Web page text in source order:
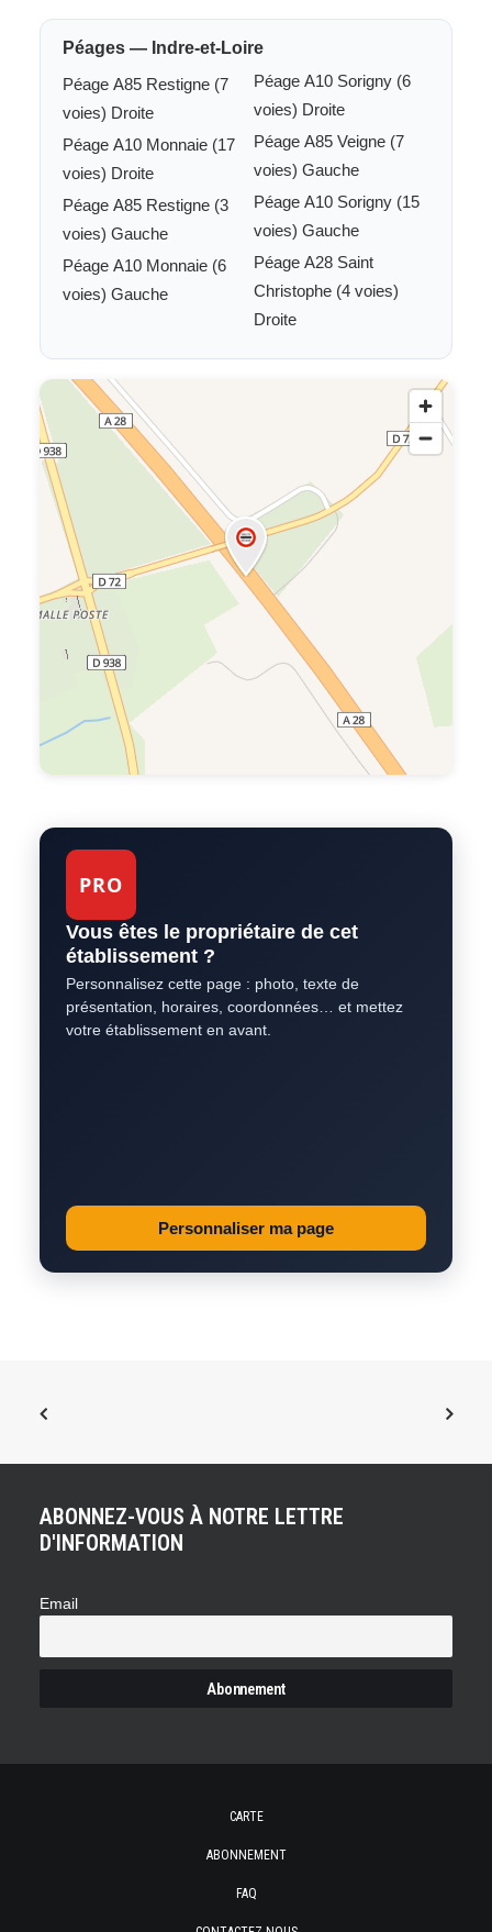
Péages — Indre-et-Loire
Péage A85 Restigne (7
voies) Droite
Péage A10 Monnaie (17
voies) Droite
Péage A85 Restigne (3
voies) Gauche
Péage A10 Monnaie (6
voies) Gauche
Péage A10 Sorigny (6
voies) Droite
Péage A85 Veigne (7
voies) Gauche
Péage A10 Sorigny (15
voies) Gauche
Péage A28 Saint
Christophe (4 voies)
Droite
PRO
Vous êtes le propriétaire de cet
établissement ?
Personnalisez cette page : photo, texte de
présentation, horaires, coordonnées… et mettez
votre établissement en avant.
Personnaliser ma page
ABONNEZ-VOUS À NOTRE LETTRE
D'INFORMATION
Email
CARTE
ABONNEMENT
FAQ